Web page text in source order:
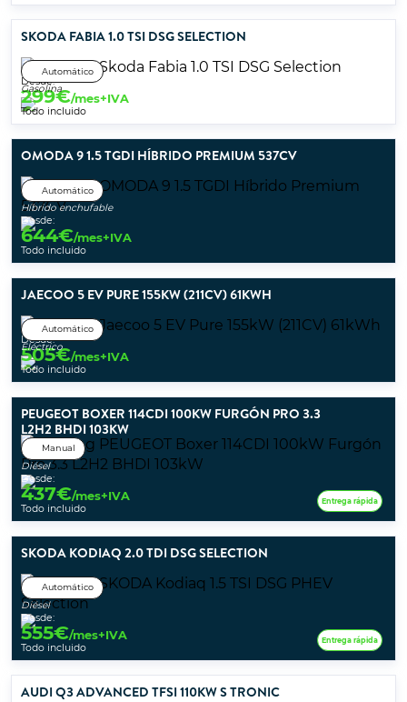
SKODA FABIA 1.0 TSI DSG SELECTION
Automático
Gasolina
Desde:
299€/mes+IVA
Todo incluido
OMODA 9 1.5 TGDI HÍBRIDO PREMIUM 537CV
Automático
Híbrido enchufable
Desde:
644€/mes+IVA
Todo incluido
JAECOO 5 EV PURE 155KW (211CV) 61KWH
Automático
Eléctrico
Desde:
505€/mes+IVA
Todo incluido
PEUGEOT BOXER 114CDI 100KW FURGÓN PRO 3.3
L2H2 BHDI 103KW
Manual
Diésel
Desde:
437€/mes+IVA
Todo incluido
Entrega rápida
SKODA KODIAQ 2.0 TDI DSG SELECTION
Automático
Diésel
Desde:
555€/mes+IVA
Todo incluido
Entrega rápida
AUDI Q3 ADVANCED TFSI 110KW S TRONIC